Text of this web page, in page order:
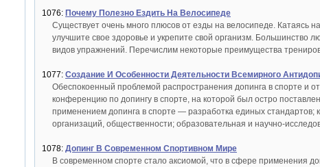
1076: Почему Полезно Ездить На Велосипеде
Существует очень много плюсов от езды на велосипеде. Катаясь
улучшите свое здоровье и укрепите свой организм. Большинство
видов упражнений. Перечислим некоторые преимущества
1077: Создание И Особенности Деятельности Всемирного
Обеспокоенный проблемой распространения допинга в спорте и
конференцию по допингу в спорте, на которой был остро
применением допинга в спорте — разработка единых стандартов;
организаций, общественности; образовательная и научно-
1078: Допинг В Современном Спортивном Мире
В современном спорте стало аксиомой, что в сфере применения